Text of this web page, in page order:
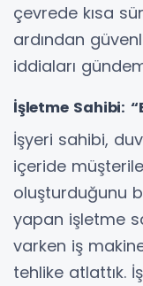
çevrede kısa
ardından
iddiaları
İşletme Sahibi:
İşyeri sahibi,
içeride
oluşturduğunu
yapan işletme
varken iş
tehlike atlattık.